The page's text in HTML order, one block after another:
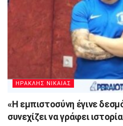
ΗΡΑΚΛΗΣ ΝΙΚΑΙΑΣ
«Η εμπιστοσύνη έγινε
συνεχίζει να γράφει